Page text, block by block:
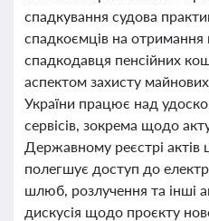
спадкування судова
спадкоємців на отримання
спадкодавця пенсійних
аспектом захисту
України працює над
сервісів, зокрема щодо
Державному реєстрі актів
полегшує доступ до
шлюб, розлучення та інші
дискусія щодо проєкту